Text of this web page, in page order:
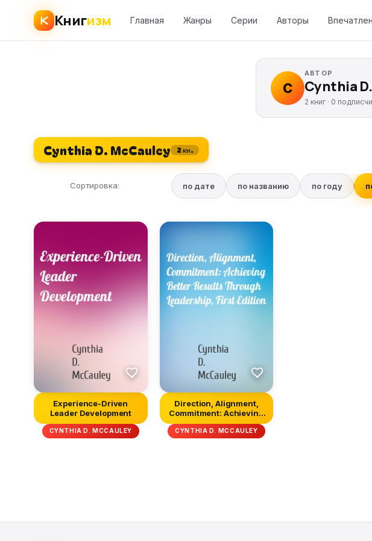
Книгизм Главная Жанры Серии Авторы
C
АВТОР
Cynthia
2 книг · 0
Cynthia D. McCauley 2 кн.
Сортировка: по дате по названию по году
Experience-Driven
Leader Development
CYNTHIA D. MCCAULEY
Direction, Alignment,
Commitment: Achieving
Better...
CYNTHIA D. MCCAULEY